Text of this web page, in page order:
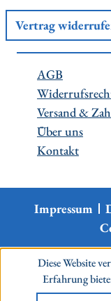
Vertrag
AGB
Versand &
Über uns
Kontakt
Impressum
Diese Website
Erfahrung